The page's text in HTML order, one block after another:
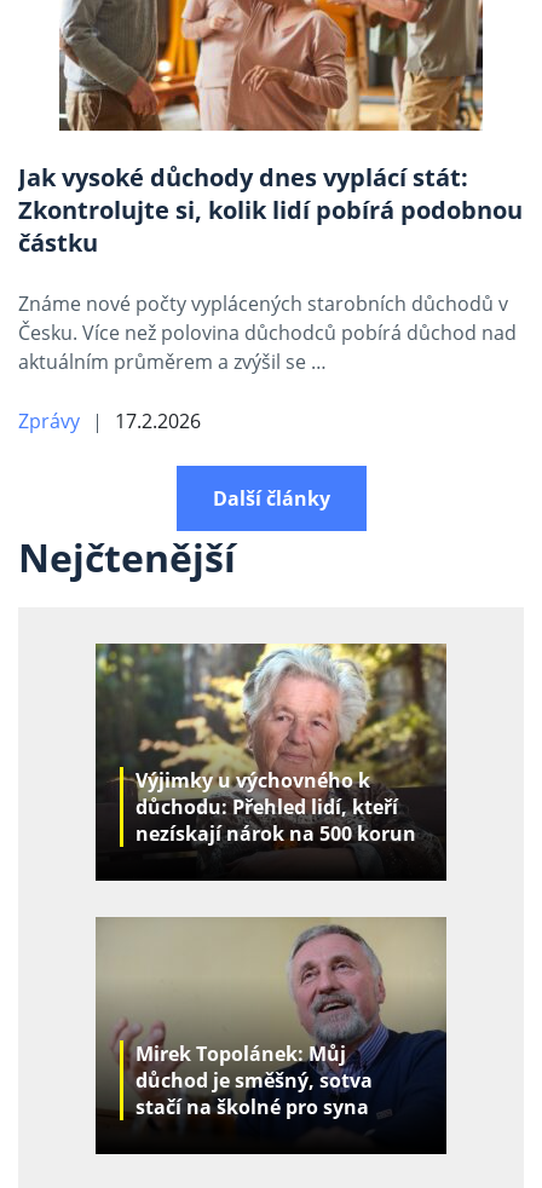
Jak vysoké důchody dnes vyplácí stát:
Zkontrolujte si, kolik lidí pobírá podobnou
částku
Známe nové počty vyplácených starobních důchodů v
Česku. Více než polovina důchodců pobírá důchod nad
aktuálním průměrem a zvýšil se …
Zprávy 17.2.2026
Další články
Nejčtenější
Výjimky u výchovného k
důchodu: Přehled lidí, kteří
nezískají nárok na 500 korun
za děti
Mirek Topolánek: Můj
důchod je směšný, sotva
stačí na školné pro syna